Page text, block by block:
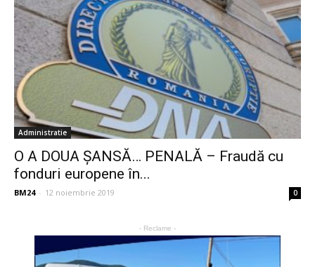
Administratie
O A DOUA ȘANSĂ… PENALĂ – Fraudă cu
fonduri europene în...
BM24 - 12 noiembrie 2019 0
- Reclame -